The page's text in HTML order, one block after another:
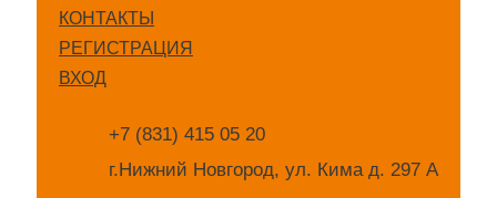
КОНТАКТЫ
РЕГИСТРАЦИЯ
ВХОД
+7 (831) 415 05 20
г.Нижний Новгород, ул. Кима д. 297 А